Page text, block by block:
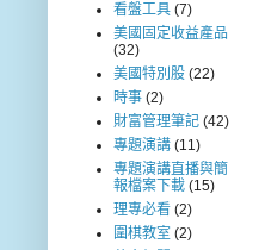
看盤工具 (7)
美國固定收益產品
(32)
美國特別股 (22)
時事 (2)
財富管理筆記 (42)
專題演講 (11)
專題演講直播與簡
報檔案下載 (15)
理專必看 (2)
圍棋教室 (2)